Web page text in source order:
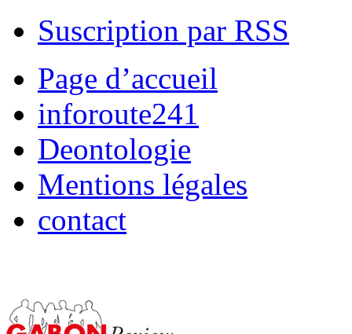
Suscription par RSS
Page d’accueil
inforoute241
Deontologie
Mentions légales
contact